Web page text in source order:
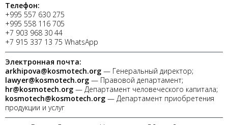
Телефон:
+995 557 630 275
+995 558 116 705
+7 903 968 30 44
+7 915 337 13 75 WhatsApp
Электронная почта:
arkhipova@kosmotech.org — Генеральный директор;
lawyer@kosmotech.org — Правовой департамент;
hr@kosmotech.org — Департамент человеческого капитала;
kosmotech@kosmotech.org — Департамент приобретения
продукции и услуг